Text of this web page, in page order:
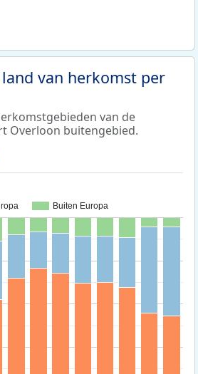
van herkomst per
van de
Overloon buitengebied.
Buiten Europa